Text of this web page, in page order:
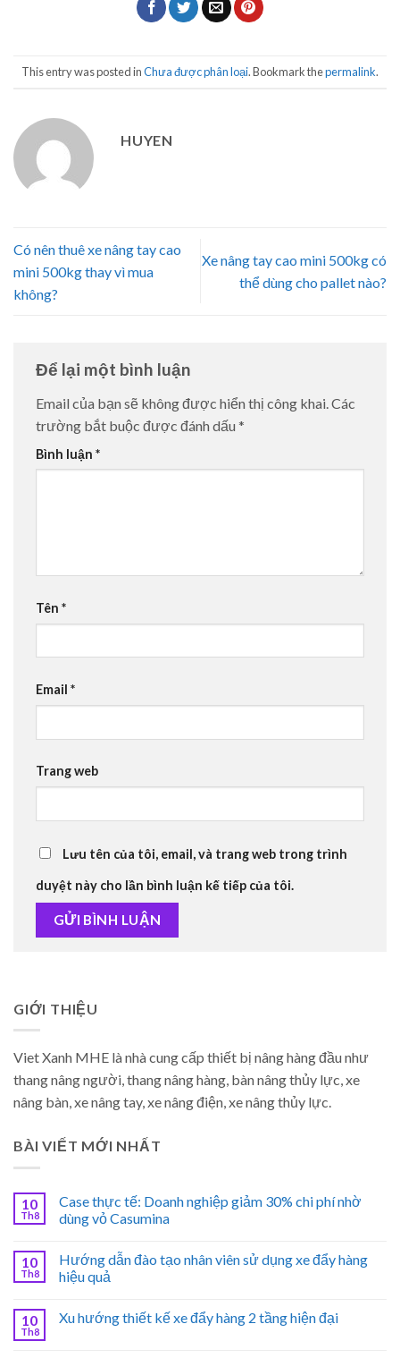
This entry was posted inChưa được phân loại. Bookmark thepermalink.
HUYEN
Có nên thuê xe nâng tay cao
mini 500kg thay vì mua
không?
Xe nâng tay cao mini 500kg có
thể dùng cho pallet nào?
Để lại một bình luận
Email của bạn sẽ không được hiển thị công khai. Các
trường bắt buộc được đánh dấu *
Bình luận *
Tên *
Email *
Trang web
Lưu tên của tôi, email, và trang web trong trình
duyệt này cho lần bình luận kế tiếp của tôi.
GIỚI THIỆU
Viet Xanh MHE là nhà cung cấp thiết bị nâng hàng đầu như
thang nâng người, thang nâng hàng, bàn nâng thủy lực, xe
nâng bàn, xe nâng tay, xe nâng điện, xe nâng thủy lực.
BÀI VIẾT MỚI NHẤT
10
Th8
Case thực tế: Doanh nghiệp giảm 30% chi phí nhờ
dùng vỏ Casumina
10
Th8
Hướng dẫn đào tạo nhân viên sử dụng xe đẩy hàng
hiệu quả
10
Th8
Xu hướng thiết kế xe đẩy hàng 2 tầng hiện đại